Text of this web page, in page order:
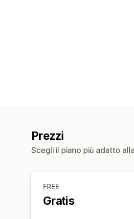
Prezzi
Scegli il piano più adatto
FREE
Gratis